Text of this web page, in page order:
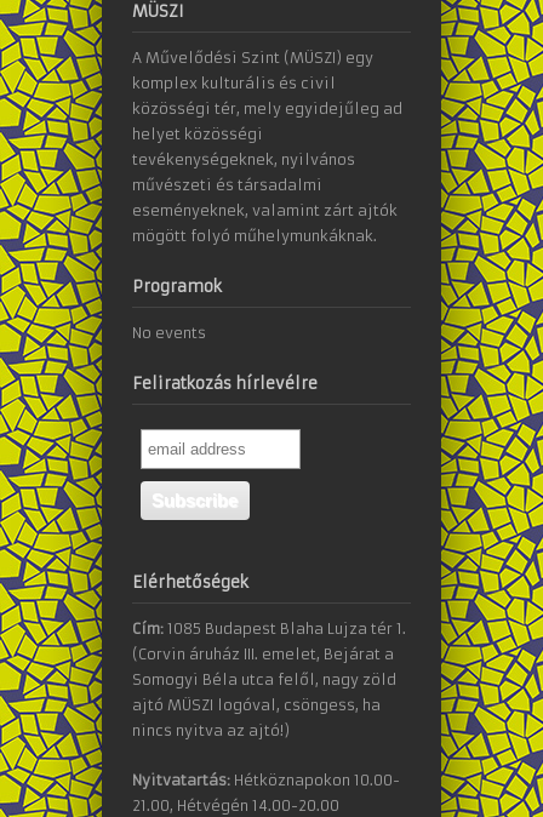
MÜSZI
A Művelődési Szint (MÜSZI) egy
komplex kulturális és civil
közösségi tér, mely egyidejűleg ad
helyet közösségi
tevékenységeknek, nyilvános
művészeti és társadalmi
eseményeknek, valamint zárt ajtók
mögött folyó műhelymunkáknak.
Programok
No events
Feliratkozás hírlevélre
Elérhetőségek
Cím: 1085 Budapest Blaha Lujza tér 1.
(Corvin áruház III. emelet, Bejárat a
Somogyi Béla utca felől, nagy zöld
ajtó MÜSZI logóval, csöngess, ha
nincs nyitva az ajtó!)
Nyitvatartás: Hétköznapokon 10.00-
21.00, Hétvégén 14.00-20.00